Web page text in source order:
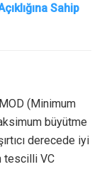
Sahip
(Minimum
büyütme
derecede iyi
tescilli VC